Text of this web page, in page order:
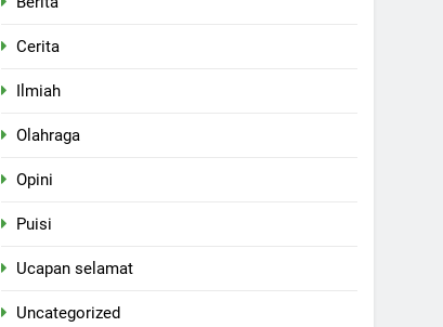
Cerita
Ilmiah
Olahraga
Opini
Puisi
Ucapan selamat
Uncategorized